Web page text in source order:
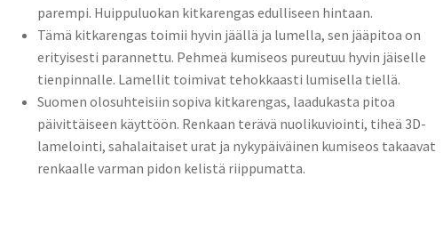
parempi. Huippuluokan kitkarengas edulliseen hintaan.
Tämä kitkarengas toimii hyvin jäällä ja lumella, sen jääpitoa on
erityisesti parannettu. Pehmeä kumiseos pureutuu hyvin jäiselle
tienpinnalle. Lamellit toimivat tehokkaasti lumisella tiellä.
Suomen olosuhteisiin sopiva kitkarengas, laadukasta pitoa
päivittäiseen käyttöön. Renkaan terävä nuolikuviointi, tiheä 3D-
lamelointi, sahalaitaiset urat ja nykypäiväinen kumiseos takaavat
renkaalle varman pidon kelistä riippumatta.